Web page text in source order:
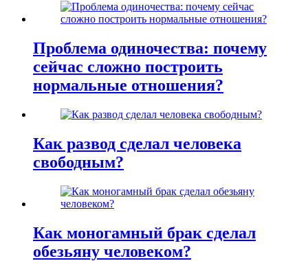
Проблема одиночества: почему
сейчас сложно построить
нормальные отношения?
Как развод сделал человека
свободным?
Как моногамный брак сделал
обезьяну человеком?